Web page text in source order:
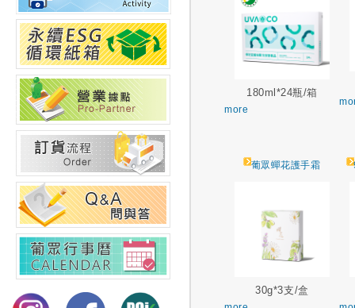
180ml*24瓶/箱
more
葡眾蟬花護手霜
30g*3支/盒